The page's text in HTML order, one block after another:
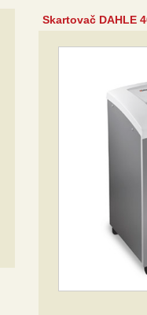
Skartovač DAHLE